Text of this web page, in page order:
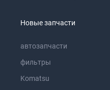
Новые запчасти
автозапчасти
фильтры
Komatsu